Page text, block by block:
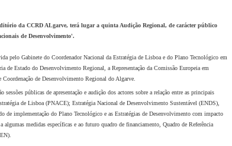
da CCRD ALgarve, terá lugar a quinta Audição Regional, de carácter público
de Desenvolvimento'.
pelo Gabinete do Coordenador Nacional da Estratégia de Lisboa e do Plano Tecnológico em
de Estado do Desenvolvimento Regional, a Representação da Comissão Europeia em
Coordenação de Desenvolvimento Regional do Algarve.
sessões públicas de apresentação e audição dos actores sobre a relação entre as principais
de Lisboa (PNACE); Estratégia Nacional de Desenvolvimento Sustentável (ENDS),
de implementação do Plano Tecnológico e as Estratégias de Desenvolvimento com impacto
algumas medidas específicas e ao futuro quadro de financiamento, Quadro de Referência